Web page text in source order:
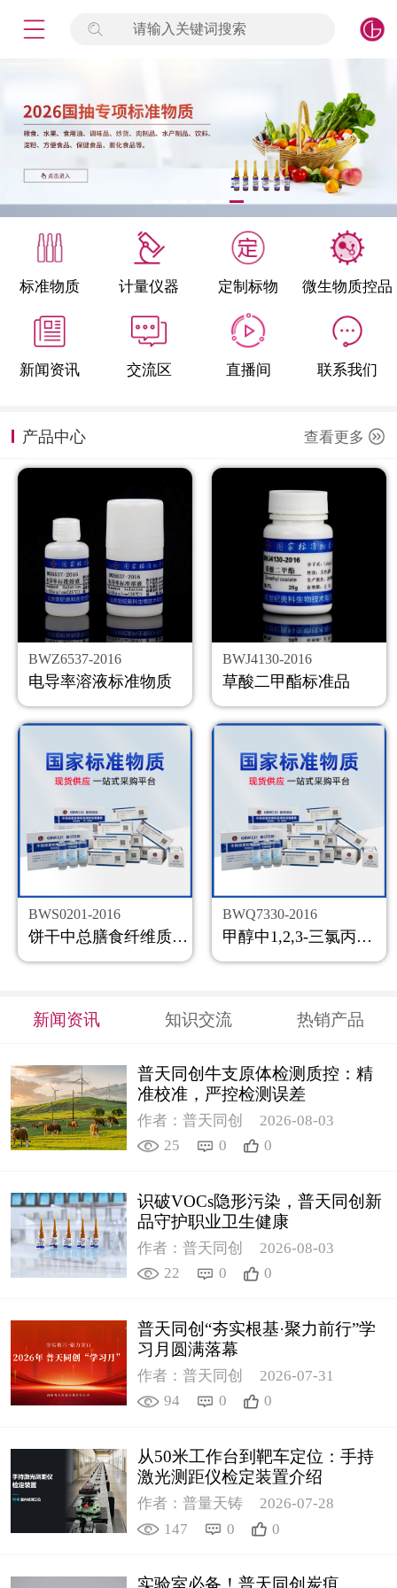
请输入关键词搜索
标准物质 计量仪器 定制标物 微生物质控品
新闻资讯 交流区 直播间 联系我们
产品中心 查看更多
BWZ6537-2016
电导率溶液标准物质
BWJ4130-2016
草酸二甲酯标准品
BWS0201-2016
饼干中总膳食纤维质控样品
BWQ7330-2016
甲醇中1,2,3-三氯丙烷溶液标准物质
新闻资讯 知识交流 热销产品
普天同创牛支原体检测质控：精
准校准，严控检测误差
作者：普天同创
2026-08-03
25
0 0
识破VOCs隐形污染，普天同创新
品守护职业卫生健康
作者：普天同创
2026-08-03
22
0 0
普天同创“夯实根基·聚力前行”学
习月圆满落幕
作者：普天同创
2026-07-31
94
0 0
从50米工作台到靶车定位：手持
激光测距仪检定装置介绍
作者：普量天铸
2026-07-28
147
0 0
标准物质
产品专项
微生物检测/质控品
定制标物
定制仪器
新闻资讯
公司主页
购物车
会员中心
联系我们
返回主页